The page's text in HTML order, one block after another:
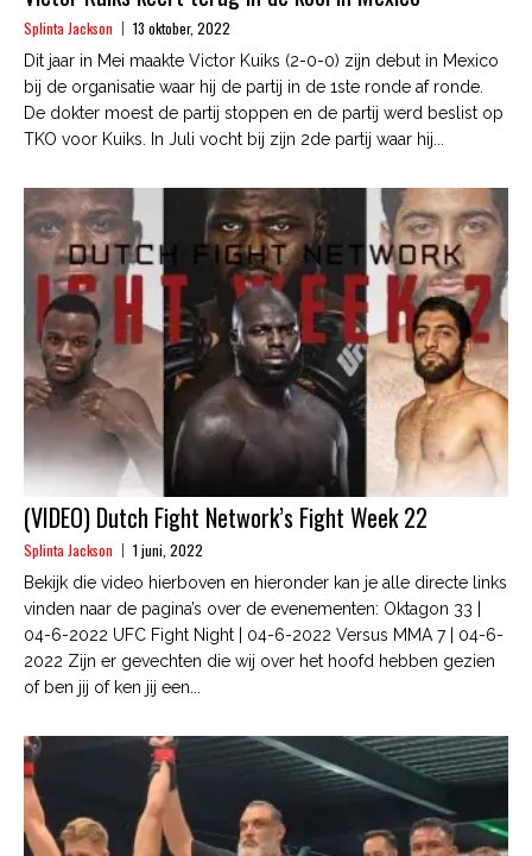
Splinta Jackson 13 oktober, 2022
Dit jaar in Mei maakte Victor Kuiks (2-0-0) zijn debut in Mexico
bij de organisatie waar hij de partij in de 1ste ronde af ronde.
De dokter moest de partij stoppen en de partij werd beslist op
TKO voor Kuiks. In Juli vocht bij zijn 2de partij waar hij...
(VIDEO) Dutch Fight Network’s Fight Week 22
Splinta Jackson 1 juni, 2022
Bekijk die video hierboven en hieronder kan je alle directe links
vinden naar de pagina’s over de evenementen: Oktagon 33 |
04-6-2022 UFC Fight Night | 04-6-2022 Versus MMA 7 | 04-6-
2022 Zijn er gevechten die wij over het hoofd hebben gezien
of ben jij of ken jij een...